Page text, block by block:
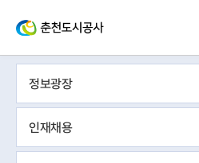
정보광장
인재채용